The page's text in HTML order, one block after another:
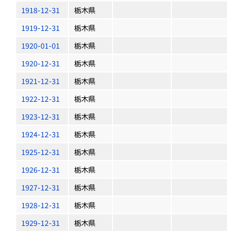
1918-12-31
栃木県
1919-12-31
栃木県
1920-01-01
栃木県
1920-12-31
栃木県
1921-12-31
栃木県
1922-12-31
栃木県
1923-12-31
栃木県
1924-12-31
栃木県
1925-12-31
栃木県
1926-12-31
栃木県
1927-12-31
栃木県
1928-12-31
栃木県
1929-12-31
栃木県